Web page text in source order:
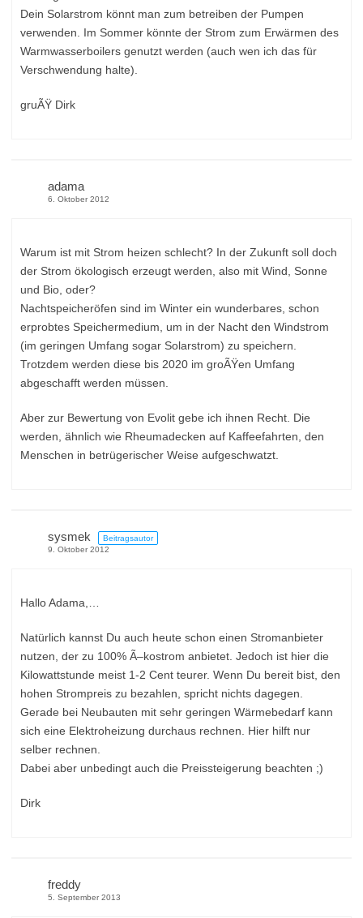
Dein Solarstrom könnt man zum betreiben der Pumpen
verwenden. Im Sommer könnte der Strom zum Erwärmen des
Warmwasserboilers genutzt werden (auch wen ich das für
Verschwendung halte).
gruÃŸ Dirk
adama
6. Oktober 2012
Warum ist mit Strom heizen schlecht? In der Zukunft soll doch
der Strom ökologisch erzeugt werden, also mit Wind, Sonne
und Bio, oder?
Nachtspeicheröfen sind im Winter ein wunderbares, schon
erprobtes Speichermedium, um in der Nacht den Windstrom
(im geringen Umfang sogar Solarstrom) zu speichern.
Trotzdem werden diese bis 2020 im groÃŸen Umfang
abgeschafft werden müssen.
Aber zur Bewertung von Evolit gebe ich ihnen Recht. Die
werden, ähnlich wie Rheumadecken auf Kaffeefahrten, den
Menschen in betrügerischer Weise aufgeschwatzt.
sysmek
Beitragsautor
9. Oktober 2012
Hallo Adama,…
Natürlich kannst Du auch heute schon einen Stromanbieter
nutzen, der zu 100% Ã–kostrom anbietet. Jedoch ist hier die
Kilowattstunde meist 1-2 Cent teurer. Wenn Du bereit bist, den
hohen Strompreis zu bezahlen, spricht nichts dagegen.
Gerade bei Neubauten mit sehr geringen Wärmebedarf kann
sich eine Elektroheizung durchaus rechnen. Hier hilft nur
selber rechnen.
Dabei aber unbedingt auch die Preissteigerung beachten ;)
Dirk
freddy
5. September 2013